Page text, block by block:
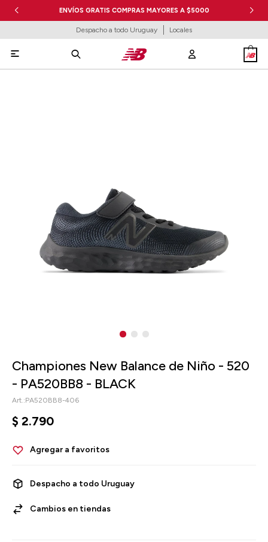
ENVÍOS GRATIS COMPRAS MAYORES A $5000
Despacho a todo Uruguay Locales

Championes New Balance de Niño - 520
- PA520BB8 - BLACK
PA520BB8-406
$ 2.790
Despacho a todo Uruguay
Cambios en tiendas